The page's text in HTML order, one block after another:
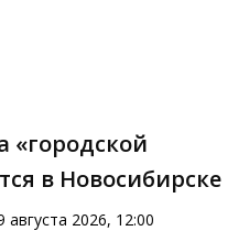
«городской
в Новосибирске
августа 2026, 12:00